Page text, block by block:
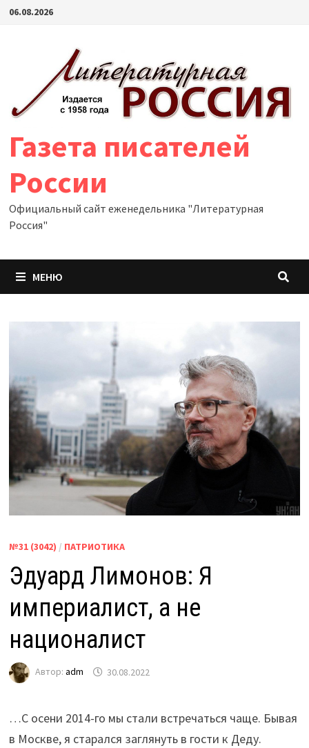
Перейти
06.08.2026
Газета писателей
России
Официальный сайт еженедельника "Литературная
Россия"
МЕНЮ
№31 (3042) / ПАТРИОТИКА
Эдуард Лимонов: Я
империалист, а не
националист
Автор: adm 30.08.2022
…С осени 2014-го мы стали встречаться чаще. Бывая
в Москве, я старался заглянуть в гости к Деду.